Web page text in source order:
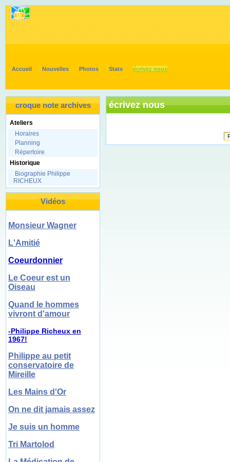
Accueil Nouvelles Photos Stats écrivez nous
croque note archives
Ateliers
Horaires
Planning
Répertoire
Historique
Biographie Philippe
RICHEUX
Vidéos
Monsieur Wagner
L'Amitié
Coeurdonnier
Le Coeur est un
Oiseau
Quand le hommes
vivront d'amour
-Philippe Richeux en
1967!
Philippe au petit
conservatoire de
Mireille
Les Mains d'Or
On ne dit jamais assez
Je suis un homme
Tri Martolod
écrivez nous